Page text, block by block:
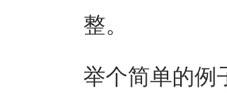
整。
举个简单的例